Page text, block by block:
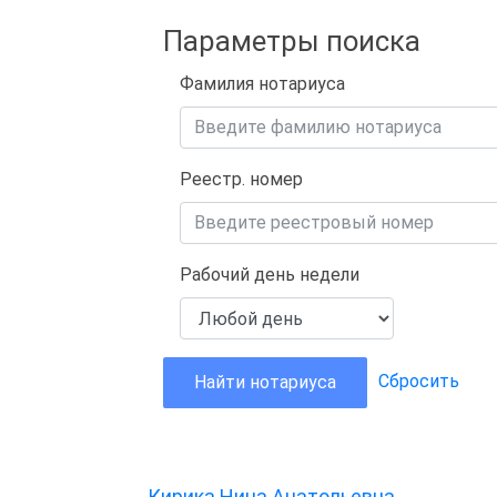
Параметры поиска
Фамилия нотариуса
Реестр. номер
Рабочий день недели
Найти нотариуса Сбросить